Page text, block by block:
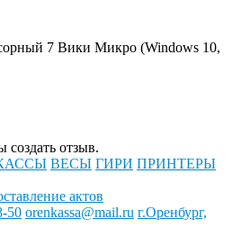
создать отзыв.
ВЕСЫ ГИРИ ПРИНТЕРЫ
актов
50 orenkassa@mail.ru г.Оренбург,